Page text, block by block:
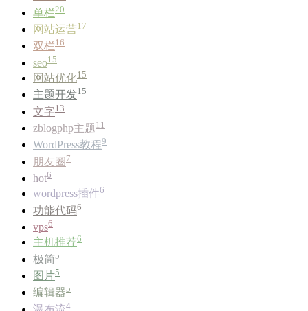
单栏20
网站运营17
双栏16
seo15
网站优化15
主题开发15
文字13
zblogphp主题 11
WordPress教程9
朋友圈 7
hot6
wordpress插件6
功能代码6
vps6
主机推荐6
极简5
图片5
编辑器5
4